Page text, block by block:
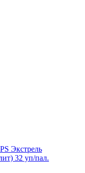
Экстрель
32 уп/пал.